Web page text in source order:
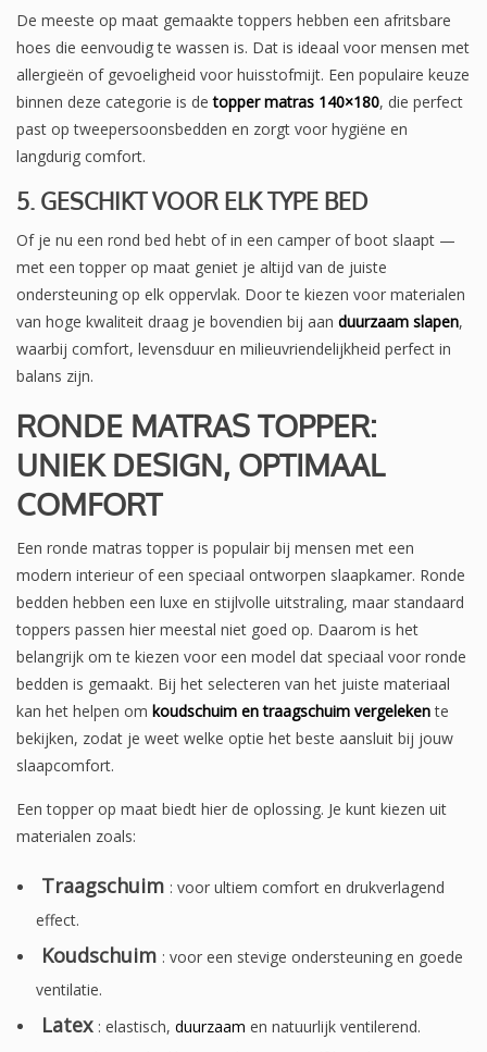
De meeste op maat gemaakte toppers hebben een afritsbare
hoes die eenvoudig te wassen is. Dat is ideaal voor mensen met
allergieën of gevoeligheid voor huisstofmijt. Een populaire keuze
binnen deze categorie is detopper matras 140×180, die perfect
past op tweepersoonsbedden en zorgt voor hygiëne en
langdurig comfort.
5. GESCHIKT VOOR ELK TYPE BED
Of je nu een rond bed hebt of in een camper of boot slaapt —
met een topper op maat geniet je altijd van de juiste
ondersteuning op elk oppervlak. Door te kiezen voor materialen
van hoge kwaliteit draag je bovendien bij aan duurzaam slapen,
waarbij comfort, levensduur en milieuvriendelijkheid perfect in
balans zijn.
RONDE MATRAS TOPPER:
UNIEK DESIGN, OPTIMAAL
COMFORT
Een ronde matras topper is populair bij mensen met een
modern interieur of een speciaal ontworpen slaapkamer. Ronde
bedden hebben een luxe en stijlvolle uitstraling, maar standaard
toppers passen hier meestal niet goed op. Daarom is het
belangrijk om te kiezen voor een model dat speciaal voor ronde
bedden is gemaakt. Bij het selecteren van het juiste materiaal
kan het helpen om koudschuim en traagschuim vergelekente
bekijken, zodat je weet welke optie het beste aansluit bij jouw
slaapcomfort.
Een topper op maat biedt hier de oplossing. Je kunt kiezen uit
materialen zoals:
Traagschuim : voor ultiem comfort en drukverlagend
effect.
Koudschuim : voor een stevige ondersteuning en goede
ventilatie.
Latex : elastisch, duurzaam en natuurlijk ventilerend.